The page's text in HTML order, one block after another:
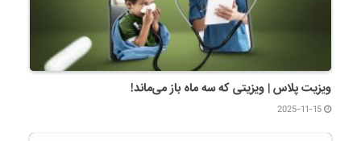
ویزیت پلاس | ویزیتی که سه ماه باز می‌ماند!
2025-11-15